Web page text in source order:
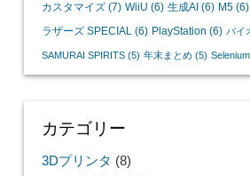
カスタマイズ(7) WiiU (6) 生成AI (6) M5(6)
ラザーズ SPECIAL (6) PlayStation (6) バイ
SAMURAI SPIRITS(5) 年末まとめ(5) Selenium
カテゴリー
3Dプリンタ (8)